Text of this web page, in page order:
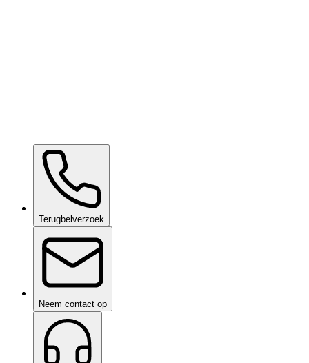
Ceramic Pro Care+op aanvraag
Terugbelverzoek
Neem contact op